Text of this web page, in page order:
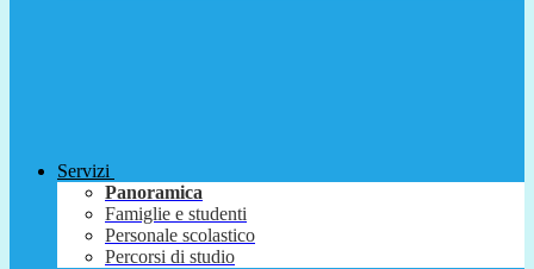
Servizi
Panoramica
Famiglie e studenti
Personale scolastico
Percorsi di studio